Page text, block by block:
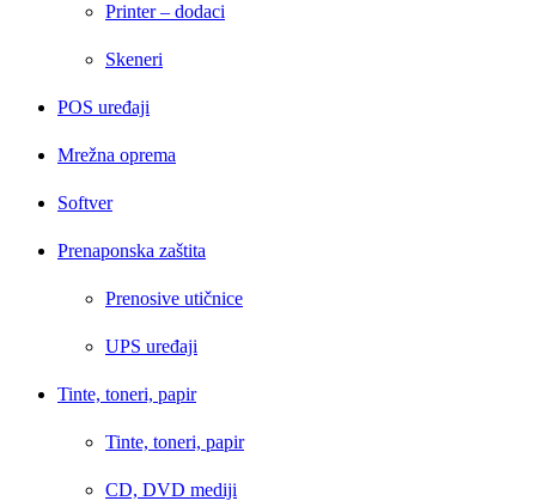
Printer – dodaci
Skeneri
POS uređaji
Mrežna oprema
Softver
Prenaponska zaštita
Prenosive utičnice
UPS uređaji
Tinte, toneri, papir
Tinte, toneri, papir
CD, DVD mediji